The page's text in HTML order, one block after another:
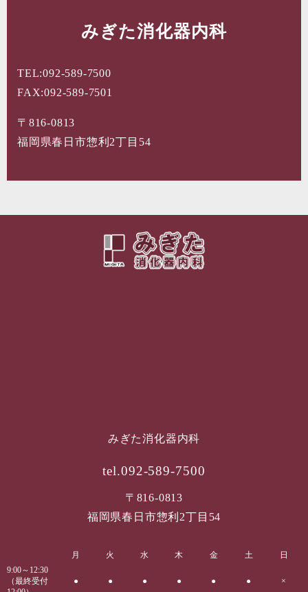
みぎた消化器内科
TEL:092-589-7500
FAX:092-589-7501
〒816-0813
福岡県春日市惣利2丁目54
みぎた消化器内科
tel.092-589-7500
〒816-0813
福岡県春日市惣利2丁目54
月 火 水 木 金 土
日
9:00～12:30
（最終受付
● ● ● ● ● ● ×